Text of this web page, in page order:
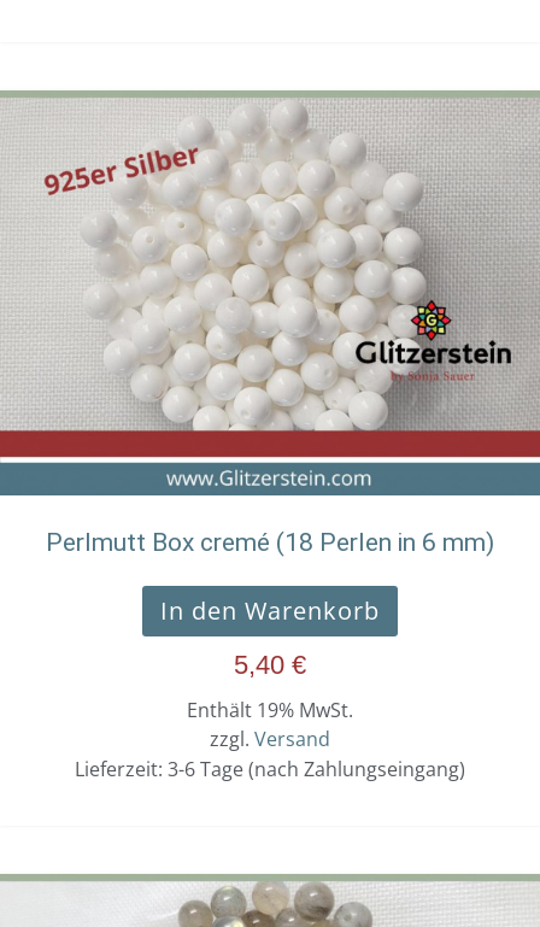
Perlmutt Box cremé (18 Perlen in 6 mm)
In den Warenkorb
5,40 €
Enthält 19% MwSt.
zzgl. Versand
Lieferzeit: 3-6 Tage (nach Zahlungseingang)